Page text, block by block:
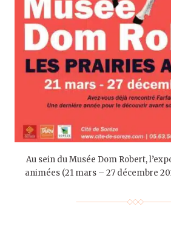
Au sein du Musée Dom Robert,
animées (21 mars – 27 décembre